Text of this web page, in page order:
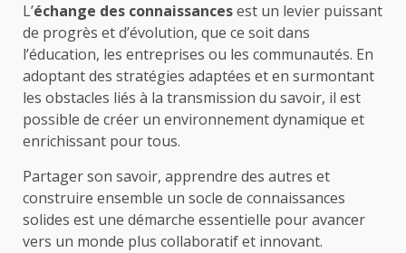
L’échange des connaissancesest un levier puissant
de progrès et d’évolution, que ce soit dans
l’éducation, les entreprises ou les communautés. En
adoptant des stratégies adaptées et en surmontant
les obstacles liés à la transmission du savoir, il est
possible de créer un environnement dynamique et
enrichissant pour tous.
Partager son savoir, apprendre des autres et
construire ensemble un socle de connaissances
solides est une démarche essentielle pour avancer
vers un monde plus collaboratif et innovant.